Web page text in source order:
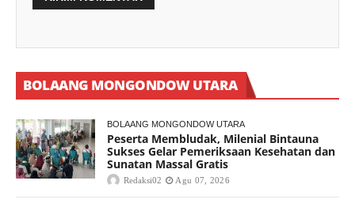
BOLAANG MONGONDOW UTARA
BOLAANG MONGONDOW UTARA
Peserta Membludak, Milenial Bintauna
Sukses Gelar Pemeriksaan Kesehatan dan
Sunatan Massal Gratis
Redaksi02 Agu 07, 2026